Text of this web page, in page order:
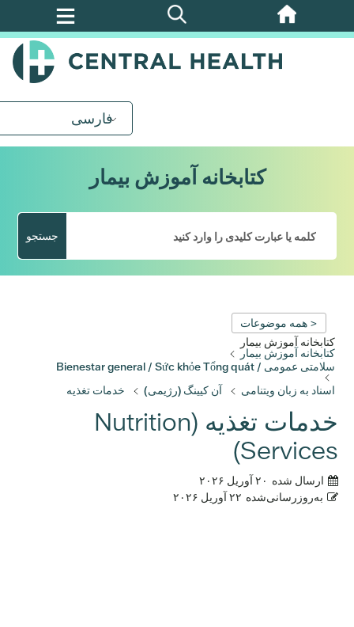
پرش
فارسی
کتابخانه آموزش بیمار
جستجو
< همه موضوعات
کتابخانه آموزش بیمار
کتابخانه آموزش بیمار
سلامتی عمومی / Bienestar general / Sức khỏe Tổng quát
اسناد به زبان ویتنامی
آن کیینگ (رژیمی) خدمات تغذیه
خدمات تغذیه (Nutrition
Services)
ارسال شده ۲۰ آوریل ۲۰۲۶
به‌روزرسانی‌شده ۲۲ آوریل ۲۰۲۶